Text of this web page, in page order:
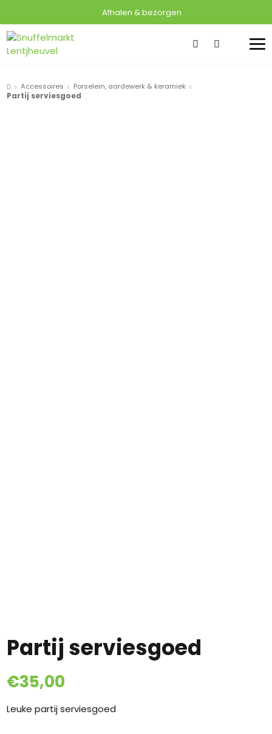
Afhalen & bezorgen
Accessoires Porselein, aardewerk & keramiek
Partij serviesgoed
Partij serviesgoed
€35,00
Leuke partij serviesgoed